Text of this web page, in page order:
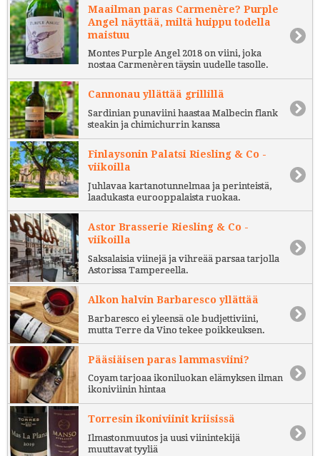
Maailman paras Carmenère? Purple
Angel näyttää, miltä huippu todella
maistuu
Montes Purple Angel 2018 on viini, joka
nostaa Carmenèren täysin uudelle tasolle.
Cannonau yllättää grillillä
Sardinian punaviini haastaa Malbecin flank
steakin ja chimichurrin kanssa
Finlaysonin Palatsi Riesling & Co -
viikoilla
Juhlavaa kartanotunnelmaa ja perinteistä,
laadukasta eurooppalaista ruokaa.
Astor Brasserie Riesling & Co -
viikoilla
Saksalaisia viinejä ja vihreää parsaa tarjolla
Astorissa Tampereella.
Alkon halvin Barbaresco yllättää
Barbaresco ei yleensä ole budjettiviini,
mutta Terre da Vino tekee poikkeuksen.
Pääsiäisen paras lammasviini?
Coyam tarjoaa ikoniluokan elämyksen ilman
ikoniviinin hintaa
Torresin ikoniviinit kriisissä
Ilmastonmuutos ja uusi viinintekijä
muuttavat tyyliä